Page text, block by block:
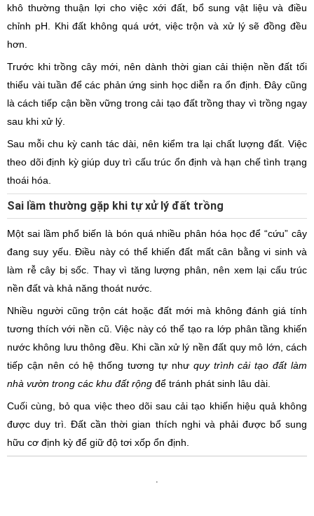
khô thường thuận lợi cho việc xới đất, bổ sung vật liệu và điều
chỉnh pH. Khi đất không quá ướt, việc trộn và xử lý sẽ đồng đều
hơn.
Trước khi trồng cây mới, nên dành thời gian cải thiện nền đất tối
thiểu vài tuần để các phản ứng sinh học diễn ra ổn định. Đây cũng
là cách tiếp cận bền vững trong cải tạo đất trồng thay vì trồng ngay
sau khi xử lý.
Sau mỗi chu kỳ canh tác dài, nên kiểm tra lại chất lượng đất. Việc
theo dõi định kỳ giúp duy trì cấu trúc ổn định và hạn chế tình trạng
thoái hóa.
Sai lầm thường gặp khi tự xử lý đất trồng
Một sai lầm phổ biến là bón quá nhiều phân hóa học để “cứu” cây
đang suy yếu. Điều này có thể khiến đất mất cân bằng vi sinh và
làm rễ cây bị sốc. Thay vì tăng lượng phân, nên xem lại cấu trúc
nền đất và khả năng thoát nước.
Nhiều người cũng trộn cát hoặc đất mới mà không đánh giá tính
tương thích với nền cũ. Việc này có thể tạo ra lớp phân tầng khiến
nước không lưu thông đều. Khi cần xử lý nền đất quy mô lớn, cách
tiếp cận nên có hệ thống tương tự như quy trình cải tạo đất làm
nhà vườn trong các khu đất rộng để tránh phát sinh lâu dài.
Cuối cùng, bỏ qua việc theo dõi sau cải tạo khiến hiệu quả không
được duy trì. Đất cần thời gian thích nghi và phải được bổ sung
hữu cơ định kỳ để giữ độ tơi xốp ổn định.
.